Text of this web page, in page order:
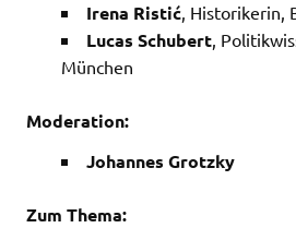
Irena Ristić, Historikerin,
Lucas Schubert,
München
Moderation:
Johannes Grotzky
Zum Thema: